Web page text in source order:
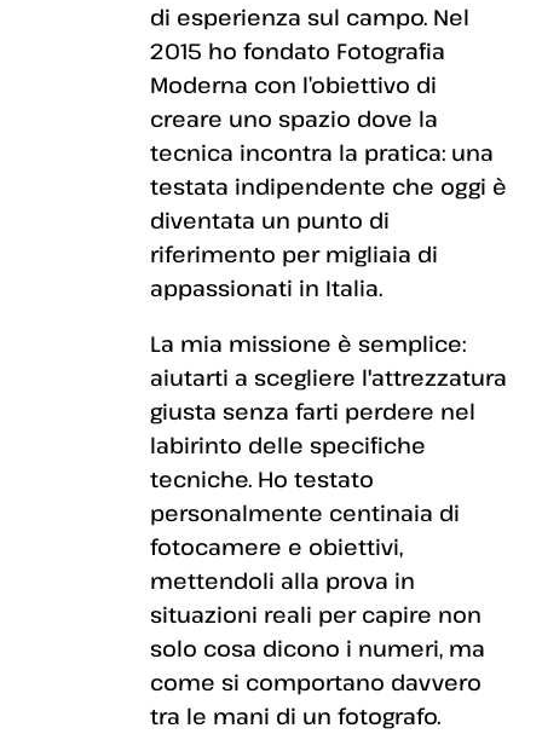
di esperienza sul campo. Nel
2015 ho fondato Fotografia
Moderna con l’obiettivo di
creare uno spazio dove la
tecnica incontra la pratica: una
testata indipendente che oggi è
diventata un punto di
riferimento per migliaia di
appassionati in Italia.
La mia missione è semplice:
aiutarti a scegliere l'attrezzatura
giusta senza farti perdere nel
labirinto delle specifiche
tecniche. Ho testato
personalmente centinaia di
fotocamere e obiettivi,
mettendoli alla prova in
situazioni reali per capire non
solo cosa dicono i numeri, ma
come si comportano davvero
tra le mani di un fotografo.